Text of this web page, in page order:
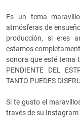
Es un tema
atmósferas de
producción, si eres
estamos
sonora que esté tema
PENDIENTE DEL
TANTO PUEDES
Si te gusto el
través de su Instagram